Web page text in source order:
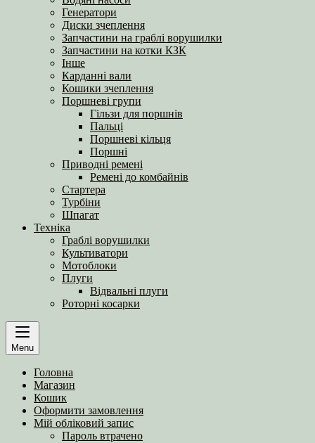
Генератори
Диски зчеплення
Запчастини на граблі ворушилки
Запчастини на котки КЗК
Інше
Карданні вали
Кошики зчеплення
Поршневі групи
Гільзи для поршнів
Пальці
Поршневі кільця
Поршні
Приводні ремені
Ремені до комбайнів
Стартера
Турбіни
Шпагат
Техніка
Граблі ворушилки
Культиватори
Мотоблоки
Плуги
Відвальні плуги
Роторні косарки
Menu
Головна
Магазин
Кошик
Оформити замовлення
Мій обліковий запис
Пароль втрачено